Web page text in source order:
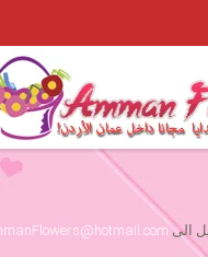
menu in wp-admin-
الى